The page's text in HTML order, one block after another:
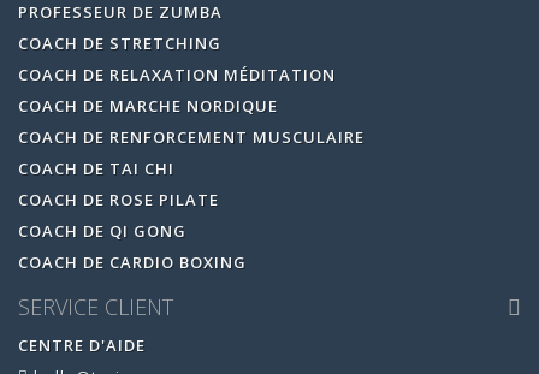
PROFESSEUR DE ZUMBA
COACH DE STRETCHING
COACH DE RELAXATION MÉDITATION
COACH DE MARCHE NORDIQUE
COACH DE RENFORCEMENT MUSCULAIRE
COACH DE TAI CHI
COACH DE ROSE PILATE
COACH DE QI GONG
COACH DE CARDIO BOXING
SERVICE CLIENT
CENTRE D'AIDE